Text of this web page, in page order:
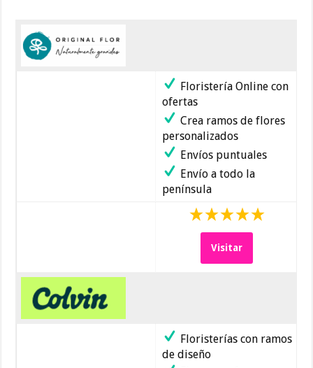
Floristería Online con
ofertas
Crea ramos de flores
personalizados
Envíos puntuales
Envío a todo la
península
Visitar
Floristerías con ramos
de diseño